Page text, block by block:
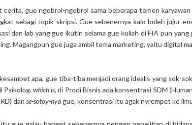
cerita, gue ngobrol-ngobrol sama beberapa temen
sebagi topik skripsi. Gue sebenernya kalo boleh jujur
dan lab yang gue ikutin selama gue kuliah di FIA pun
Magangpun gue juga ambil tema marketing, yaitu digital
apa, gue tiba-tiba menjadi orang idealis yang sok-
Psikolog, which is, di Prodi Bisnis ada konsentrasi SDM
dan se-sotoy-nyague, konsentrasi itu agak nyrempet ke